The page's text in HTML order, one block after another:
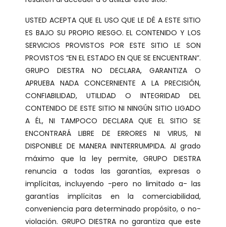
USTED ACEPTA QUE EL USO QUE LE DÉ A ESTE SITIO
ES BAJO SU PROPIO RIESGO. EL CONTENIDO Y LOS
SERVICIOS PROVISTOS POR ESTE SITIO LE SON
PROVISTOS “EN EL ESTADO EN QUE SE ENCUENTRAN”.
GRUPO DIESTRA NO DECLARA, GARANTIZA O
APRUEBA NADA CONCERNIENTE A LA PRECISIÓN,
CONFIABILIDAD, UTILIDAD O INTEGRIDAD DEL
CONTENIDO DE ESTE SITIO NI NINGÚN SITIO LIGADO
A ÉL, NI TAMPOCO DECLARA QUE EL SITIO SE
ENCONTRARÁ LIBRE DE ERRORES NI VIRUS, NI
DISPONIBLE DE MANERA ININTERRUMPIDA. Al grado
máximo que la ley permite, GRUPO DIESTRA
renuncia a todas las garantías, expresas o
implícitas, incluyendo -pero no limitado a- las
garantías implícitas en la comerciabilidad,
conveniencia para determinado propósito, o no-
violación. GRUPO DIESTRA no garantiza que este